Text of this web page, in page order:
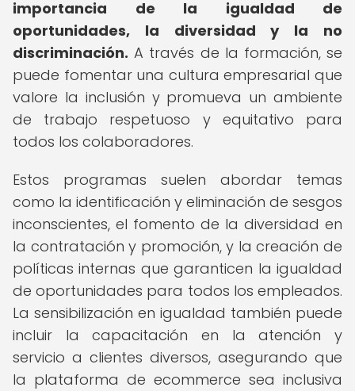
importancia de la igualdad de
oportunidades, la diversidad y la no
discriminación. A través de la formación, se
puede fomentar una cultura empresarial que
valore la inclusión y promueva un ambiente
de trabajo respetuoso y equitativo para
todos los colaboradores.
Estos programas suelen abordar temas
como la identificación y eliminación de sesgos
inconscientes, el fomento de la diversidad en
la contratación y promoción, y la creación de
políticas internas que garanticen la igualdad
de oportunidades para todos los empleados.
La sensibilización en igualdad también puede
incluir la capacitación en la atención y
servicio a clientes diversos, asegurando que
la plataforma de ecommerce sea inclusiva